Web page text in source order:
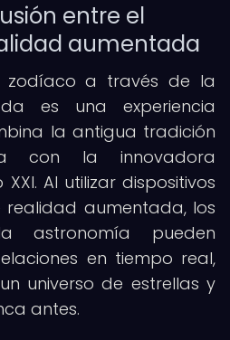
entre el
aumentada
zodíaco a través de la
es una experiencia
la antigua tradición
con la innovadora
Al utilizar dispositivos
realidad aumentada, los
astronomía pueden
en tiempo real,
universo de estrellas y
antes.